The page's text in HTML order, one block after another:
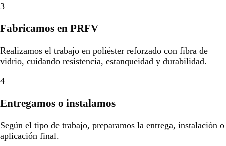
3
Fabricamos en PRFV
Realizamos el trabajo en poliéster reforzado con fibra de
vidrio, cuidando resistencia, estanqueidad y durabilidad.
4
Entregamos o instalamos
Según el tipo de trabajo, preparamos la entrega, instalación o
aplicación final.